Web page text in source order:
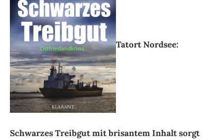
Tatort Nordsee:
Schwarzes Treibgut mit brisantem Inhalt sorgt